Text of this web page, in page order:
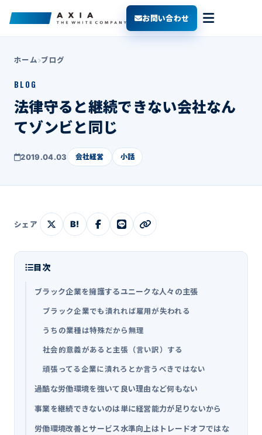
お問い合わせ
ホーム ブログ
BLOG
法律守ると継続できない会社なん
てゾンビと同じ
2019.04.03 会社経営 小話
シェア B!
目次
ブラック企業を擁護するユニークな人々の主張
ブラック企業でも潰れれば雇用が失われる
うちの業種は特殊だから無理
社会的意義があると主張（言い訳）する
頑張ってる企業に潰れろとか言うべきではない
過酷な労働環境を強いて良い理由など何もない
事業を継続できないのは単に経営能力が足りないから
労働環境改善とサービス水準向上はトレードオフではな